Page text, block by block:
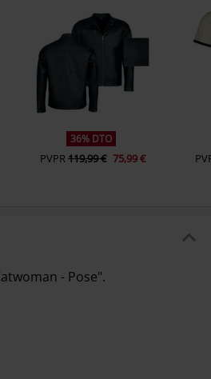
36% DTO
PVPR119,99 € 75,99 €
- Pose".